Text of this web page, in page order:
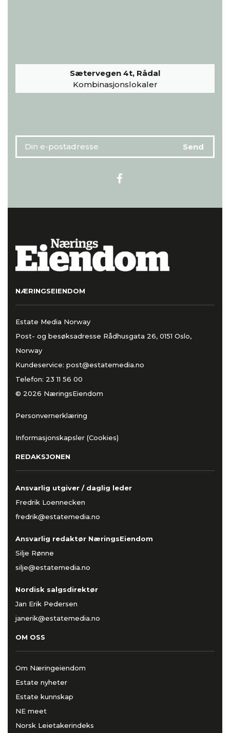
Sætervegen 4t, Rådal
Kombinasjonslokaler
NÆRINGSEIENDOM
Estate Media Norway
Post- og besøksadresse Rådhusgata 26, 0151 Oslo,
Norway
Kundeservice: post@estatemedia.no
Telefon: 23 11 56 00
© 2026 NæringsEiendom
Personvernerklæring
Informasjonskapsler (Cookies)
REDAKSJONEN
Ansvarlig utgiver / daglig leder
Fredrik Loennecken
fredrik@estatemedia.no
Ansvarlig redaktør NæringsEiendom
Silje Rønne
silje@estatemedia.no
Nordisk salgsdirektør
Jan Erik Pedersen
janerik@estatemedia.no
OM OSS
Om Næringeiendom
Estate nyheter
Estate kunnskap
NE meet
Norsk Leietakerindeks